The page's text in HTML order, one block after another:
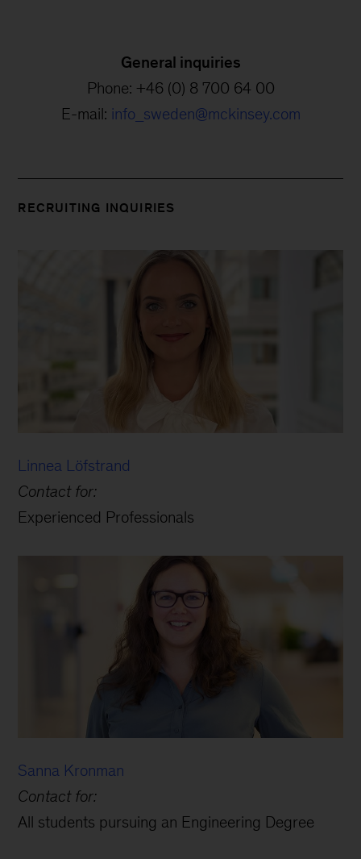
General inquiries
Phone: +46 (0) 8 700 64 00
E-mail: info_sweden@mckinsey.com
RECRUITING INQUIRIES
Linnea Löfstrand
Contact for:
Experienced Professionals
Sanna Kronman
Contact for:
All students pursuing an Engineering Degree